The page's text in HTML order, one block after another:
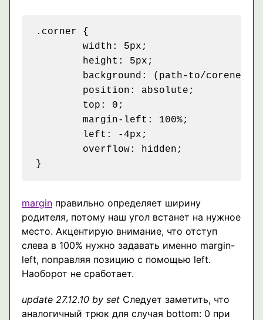
.corner {
margin правильно определяет ширину
родителя, потому наш угол встанет на нужное
место. Акцентирую внимание, что отступ
слева в 100% нужно задавать именно margin-
left, поправляя позицию с помощью left.
Наоборот не сработает.
update 27.12.10 by set Следует заметить, что
аналогичный трюк для случая bottom: 0 при